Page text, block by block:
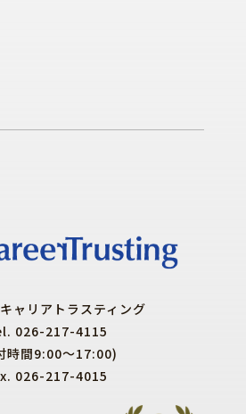
ャリアトラスティング
026-217-4115
時間9:00～17:00)
026-217-4015